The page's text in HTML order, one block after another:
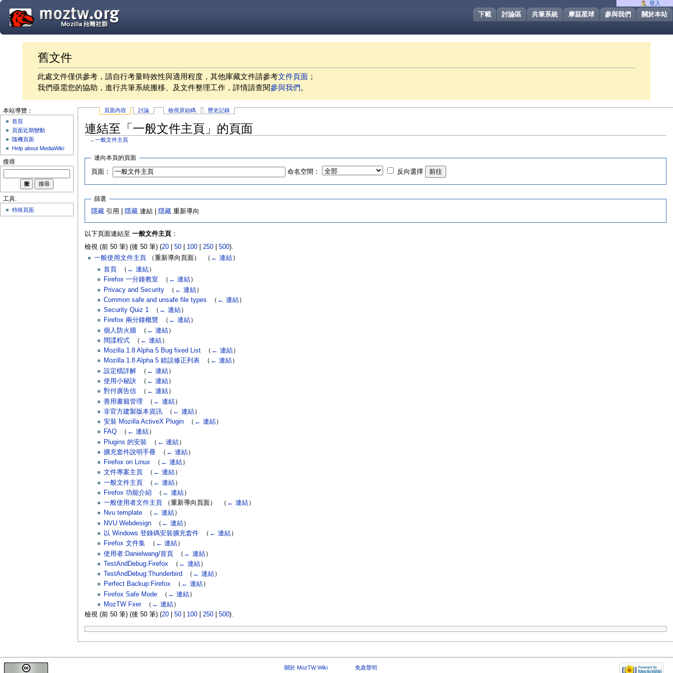
關於本站
參與我們
摩茲星球
共筆系統
討論區
下載
舊文件
此處文件僅供參考，請自行考量時效性與適用程度，其他庫藏文件請參考文件頁面 ；
我們亟需您的協助，進行共筆系統搬移、及文件整理工作，詳情請查閱參與我們。
頁面內容 討論 檢視原始碼 歷史記錄
連結至「一般文件主頁」的頁面
←一般文件主頁
連向本頁的頁面
頁面： 命名空間： 反向選擇
篩選
隱藏 引用 | 隱藏 連結 | 隱藏 重新導向
以下頁面連結至 一般文件主頁 ：
檢視 (前 50 筆) (後 50 筆) (20| 50| 100| 250| 500).
一般使用文件主頁
（重新導向頁面） ‎ （ ← 連結）
首頁
（ ← 連結）
Firefox 一分鐘教室‎ （ ← 連結）
Privacy and Security‎ （ ← 連結）
Common safe and unsafe file types
（ ← 連結）
Security Quiz 1‎ （ ← 連結）
Firefox 兩分鐘概覽‎ （ ← 連結）
個人防火牆‎ （ ← 連結）
間諜程式‎ （ ← 連結）
Mozilla 1.8 Alpha 5 Bug fixed List‎ （ ← 連結）
Mozilla 1.8 Alpha 5 錯誤修正列表‎ （ ← 連結）
設定檔詳解‎ （ ← 連結）
使用小秘訣‎ （ ← 連結）
對付廣告信‎ （ ← 連結）
善用書籤管理
（ ← 連結）
非官方建製版本資訊‎ （ ← 連結）
安裝 Mozilla ActiveX Plugin‎ （ ← 連結）
FAQ‎ （ ← 連結）
Plugins 的安裝‎ （ ← 連結）
擴充套件說明手冊‎ （ ← 連結）
Firefox on Linux‎ （ ← 連結）
文件專案主頁
（ ← 連結）
一般文件主頁‎ （ ← 連結）
Firefox 功能介紹
（ ← 連結）
一般使用者文件主頁
（重新導向頁面） ‎ （ ← 連結）
Nvu template‎ （ ← 連結）
NVU Webdesign‎ （ ← 連結）
以 Windows 登錄碼安裝擴充套件‎ （ ← 連結）
Firefox 文件集‎ （ ← 連結）
使用者:Danielwang/首頁‎ （ ← 連結）
TestAndDebug:Firefox
（ ← 連結）
TestAndDebug:Thunderbird
（ ← 連結）
Perfect Backup:Firefox‎ （ ← 連結）
Firefox Safe Mode‎ （ ← 連結）
MozTW Fxer‎ （ ← 連結）
檢視 (前 50 筆) (後 50 筆) (20| 50| 100| 250| 500).
登入
本站導覽：
首頁
頁面近期變動
隨機頁面
Help about MediaWiki
搜尋
工具:
特殊頁面
關於 MozTW Wiki 免責聲明